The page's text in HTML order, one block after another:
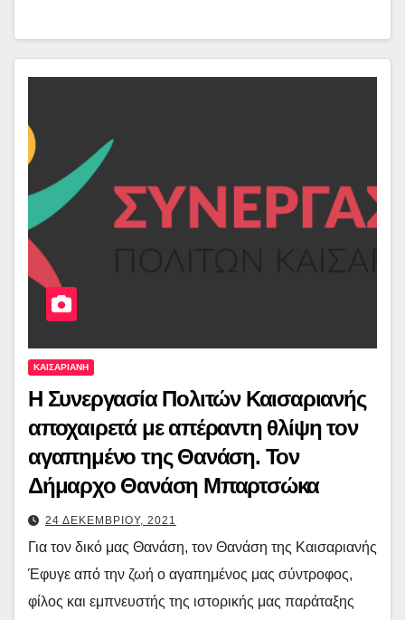
ΚΑΙΣΑΡΙΑΝΗ
Η Συνεργασία Πολιτών Καισαριανής
αποχαιρετά με απέραντη θλίψη τον
αγαπημένο της Θανάση. Τον
Δήμαρχο Θανάση Μπαρτσώκα
24 ΔΕΚΕΜΒΡΙΟΥ, 2021
Για τον δικό μας Θανάση, τον Θανάση της Καισαριανής
Έφυγε από την ζωή ο αγαπημένος μας σύντροφος,
φίλος και εμπνευστής της ιστορικής μας παράταξης